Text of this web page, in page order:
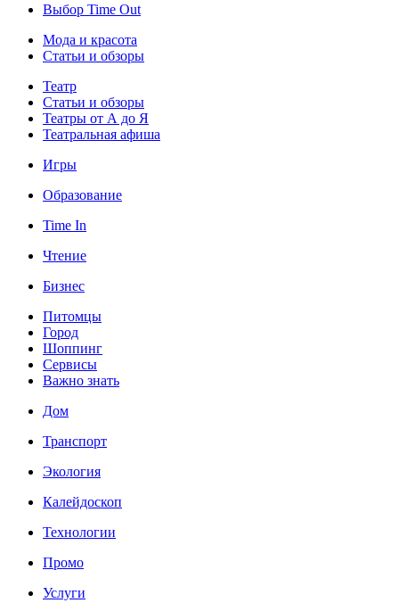
Выбор Time Out
Мода и красота
Статьи и обзоры
Театр
Статьи и обзоры
Театры от А до Я
Театральная афиша
Игры
Образование
Time In
Чтение
Бизнес
Питомцы
Город
Шоппинг
Сервисы
Важно знать
Дом
Транспорт
Экология
Калейдоскоп
Технологии
Промо
Услуги